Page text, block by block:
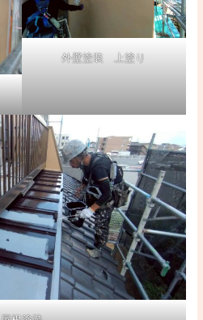
外壁塗装 上塗り